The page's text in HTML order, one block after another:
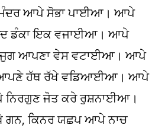
ਮੰਦਰ ਆਪੇ ਸੋਭਾ ਪਾਈਆ। ਆਪੇ
ਡੰਕਾ ਇਕ ਵਜਾਈਆ। ਆਪੇ
ਜੁਗ ਆਪਣਾ ਵੇਸ ਵਟਾਈਆ। ਆਪੇ
ਹੱਥ ਰੱਖੇ ਵਡਿਆਈਆ। ਆਪੇ
ਜੋਤ ਕਰੇ ਰੁਸ਼ਨਾਈਆ।
ਕਿਨਰ ਯਛਪ ਆਪੇ ਨਾਚ